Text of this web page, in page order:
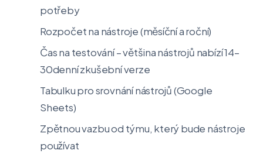
potřeby
Rozpočet na nástroje (měsíční a roční)
Čas na testování – většina nástrojů nabízí 14–
30denní zkušební verze
Tabulku pro srovnání nástrojů (Google
Sheets)
Zpětnou vazbu od týmu, který bude nástroje
používat